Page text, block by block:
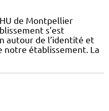
de Montpellier
s’est
autour de l’identité et
notre établissement. La